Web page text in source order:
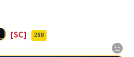
[SC] 288